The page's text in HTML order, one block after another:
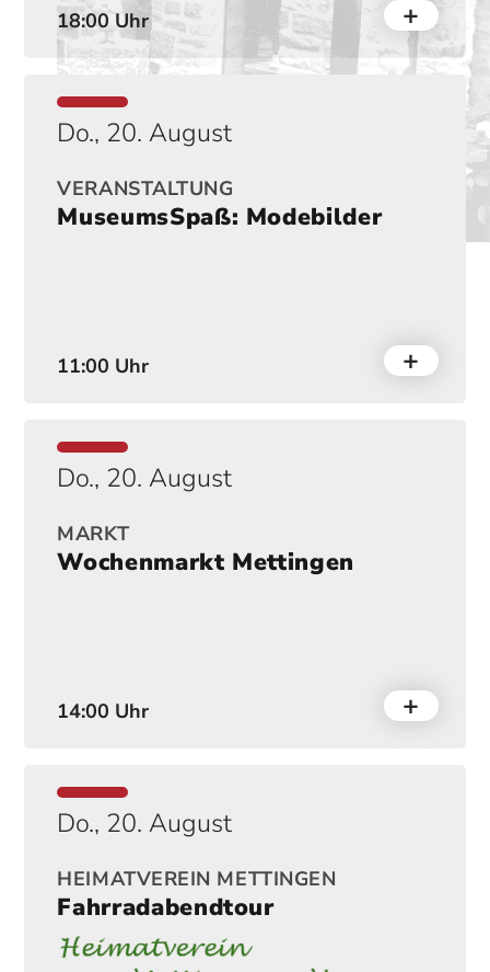
18:00 Uhr
Do., 20. August
VERANSTALTUNG
MuseumsSpaß: Modebilder
11:00 Uhr
Do., 20. August
MARKT
Wochenmarkt Mettingen
14:00 Uhr
Do., 20. August
HEIMATVEREIN METTINGEN
Fahrradabendtour